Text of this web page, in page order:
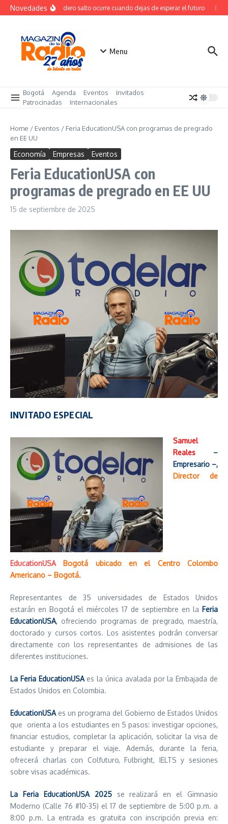
Saltar al contenido
NovedadesEl verdadero salto ocurre cuando dejas de esperar el futuro El
Menu
Bogotá Agenda Eventos
Invitados
Patrocinadas
Internacionales
Home / Eventos / Feria EducationUSA con programas de pregrado
en EE UU
Economía Empresas Eventos
Feria EducationUSA con
programas de pregrado en EE UU
15 de septiembre de 2025
INVITADO ESPECIAL
Samuel
Reales
–
Empresario –,
Director de
EducationUSA Bogotá ubicado en el Centro Colombo
Americano – Bogotá.
Representantes de 35 universidades de Estados Unidos
estarán en Bogotá el miércoles 17 de septiembre en la Feria
EducationUSA, ofreciendo programas de pregrado, maestría,
doctorado y cursos cortos. Los asistentes podrán conversar
directamente con los representantes de admisiones de las
diferentes instituciones.
La Feria EducationUSAes la única avalada por la Embajada de
Estados Unidos en Colombia.
EducationUSA es un programa del Gobierno de Estados Unidos
que orienta a los estudiantes en 5 pasos: investigar opciones,
financiar estudios, completar la aplicación, solicitar la visa de
estudiante y preparar el viaje. Además, durante la feria,
ofrecerá charlas con Colfuturo, Fulbright, IELTS y sesiones
sobre visas académicas.
La Feria EducationUSA 2025
se realizará en el Gimnasio
Moderno (Calle 76 #10-35) el 17 de septiembre de 5:00 p.m. a
8:00 p.m. La entrada es gratuita con inscripción previa en: